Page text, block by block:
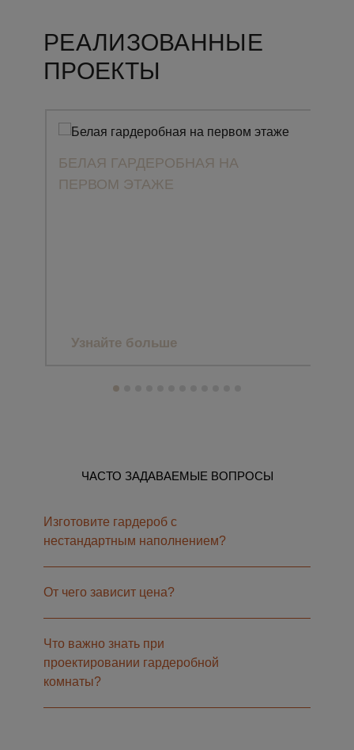
РЕАЛИЗОВАННЫЕ
ПРОЕКТЫ
БЕЛАЯ ГАРДЕРОБНАЯ НА
ПЕРВОМ ЭТАЖЕ
Узнайте больше
ЧАСТО ЗАДАВАЕМЫЕ ВОПРОСЫ
Изготовите гардероб с
нестандартным наполнением?
От чего зависит цена?
Что важно знать при
проектировании гардеробной
комнаты?